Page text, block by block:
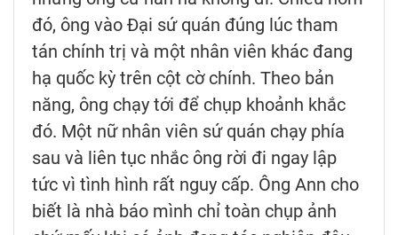
đó, ông vào Đại sứ quán đúng lúc tham
tán chính trị và một nhân viên khác đang
hạ quốc kỳ trên cột cờ chính. Theo bản
năng, ông chạy tới để chụp khoảnh khắc
đó. Một nữ nhân viên sứ quán chạy phía
sau và liên tục nhắc ông rời đi ngay lập
tức vì tình hình rất nguy cấp. Ông Ann cho
biết là nhà báo mình chỉ toàn chụp ảnh